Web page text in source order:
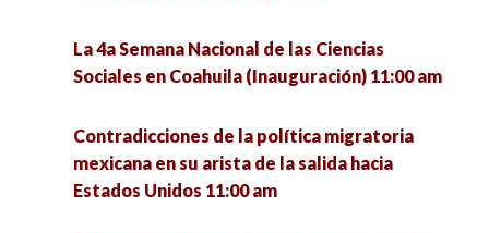
La 4a Semana Nacional de las Ciencias
Sociales en Coahuila (Inauguración) 11:00 am
Contradicciones de la política migratoria
mexicana en su arista de la salida hacia
Estados Unidos 11:00 am